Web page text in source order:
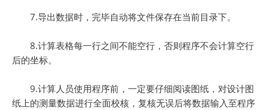
7.导出数据时，完毕自动将文件保存在当前目录下。
8.计算表格每一行之间不能空行，否则程序不会计算空行
后的坐标。
9.计算人员使用程序前，一定要仔细阅读图纸，对设计图
纸上的测量数据进行全面校核，复核无误后将数据输入至程序